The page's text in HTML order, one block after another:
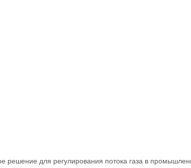
решение для регулирования потока газа в